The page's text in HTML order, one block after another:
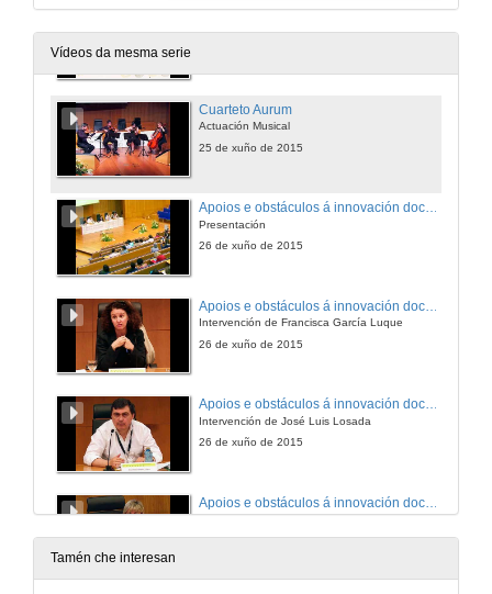
Vídeos da mesma serie
Rolda de Preguntas
Cuarteto Aurum
Actuación Musical
25 de xuño de 2015
Apoios e obstáculos á innovación docente universitaria
Presentación
26 de xuño de 2015
Intervención de Francisca García Luque
26 de xuño de 2015
Apoios e obstáculos á innovación docente universitaria
Intervención de José Luis Losada
26 de xuño de 2015
Intervención de Gloria Zaballa
26 de xuño de 2015
Tamén che interesan